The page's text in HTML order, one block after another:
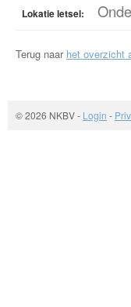
Lokatie letsel:
Terug naar het overzicht
© 2026 NKBV- Login -